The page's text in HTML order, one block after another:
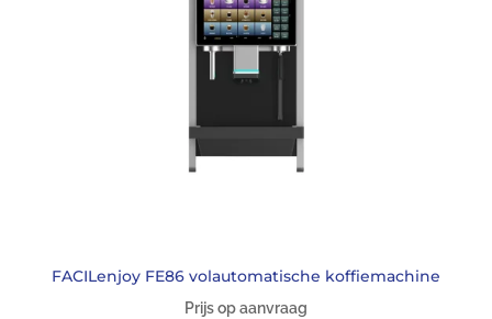
FACILenjoy FE86 volautomatische koffiemachine
Prijs op aanvraag